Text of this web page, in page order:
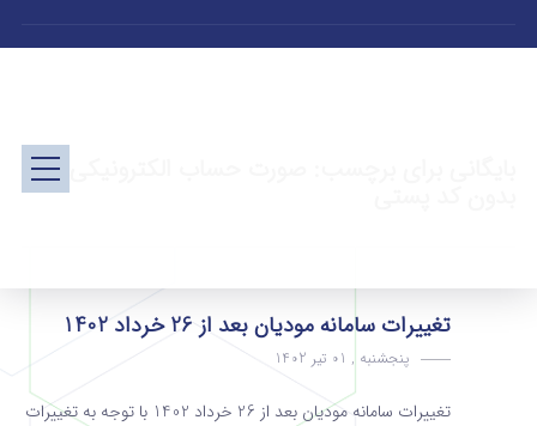
تغییرات سامانه مودیان بعد از 26 خرداد 1402
پنجشنبه , 01 تیر 1402
تغییرات سامانه مودیان بعد از 26 خرداد 1402 با توجه به تغییرات